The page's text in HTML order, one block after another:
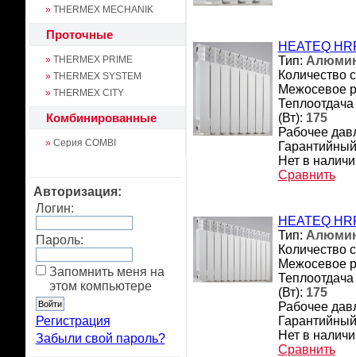
» THERMEX MECHANIK
Проточные
» THERMEX PRIME
» THERMEX SYSTEM
» THERMEX CITY
Комбинированные
» Серия COMBI
Авторизация:
Логин:
Пароль:
Запомнить меня на
этом компьютере
Регистрация
Забыли свой пароль?
HEATEQ
Тип:
Количество
Межосевое
(Вт): 175
Рабочее
Нет в
Сравнить
HEATEQ
Тип:
Количество
Межосевое
(Вт): 175
Рабочее
Нет в
Сравнить